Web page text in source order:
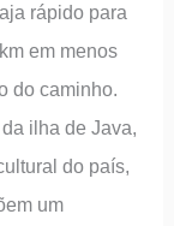
rápido para
em menos
do caminho.
ilha de Java,
do país,
um